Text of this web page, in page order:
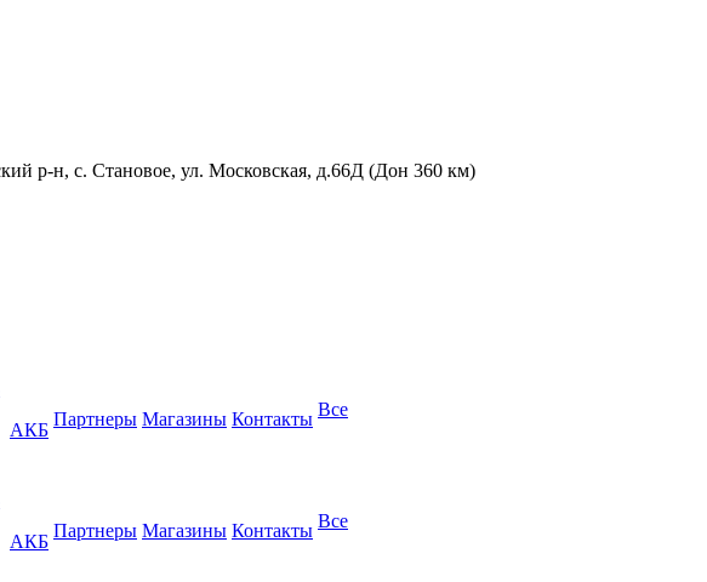
р-н, с. Становое, ул. Московская, д.66Д (Дон 360 км)
АКБ
Партнеры Магазины Контакты Все
АКБ
Партнеры Магазины Контакты Все